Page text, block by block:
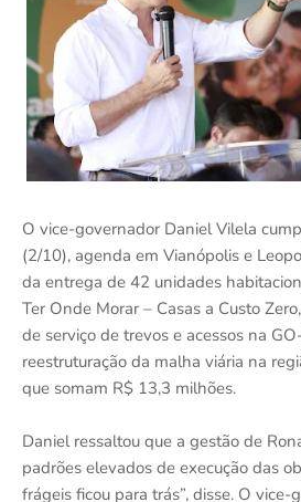
O vice-governador Daniel Vilela
(2/10), agenda em Vianópolis e
da entrega de 42 unidades
Ter Onde Morar – Casas a Custo
de serviço de trevos e acessos na
reestruturação da malha viária na
que somam R$ 13,3 milhões.
Daniel ressaltou que a gestão de
padrões elevados de execução das
frágeis ficou para trás”, disse. O